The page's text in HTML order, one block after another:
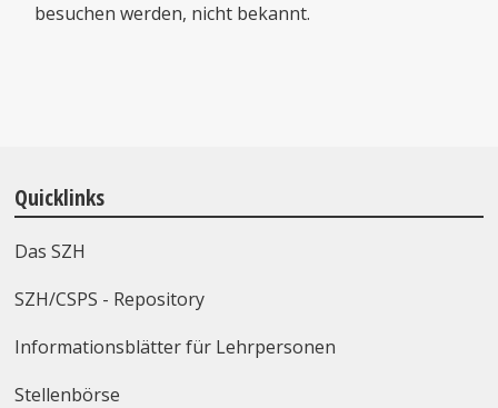
besuchen werden, nicht bekannt.
Quicklinks
Das SZH
SZH/CSPS - Repository
Informationsblätter für Lehrpersonen
Stellenbörse